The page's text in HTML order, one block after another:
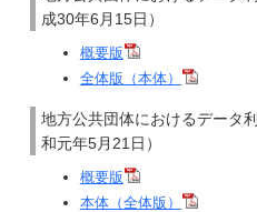
成30年6月15日）
概要版
全体版（本体）
地方公共団体におけるデータ
和元年5月21日）
概要版
本体（全体版）